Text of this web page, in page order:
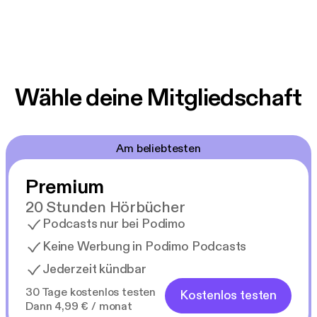
Wähle deine Mitgliedschaft
Am beliebtesten
Premium
20 Stunden Hörbücher
Podcasts nur bei Podimo
Keine Werbung in Podimo Podcasts
Jederzeit kündbar
30 Tage kostenlos testen
Dann 4,99 € / monat
Kostenlos testen